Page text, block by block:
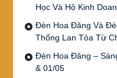
Học Và Hộ Kinh
Đèn Hoa Đăng Và
Thống Lan Tỏa Từ
Đèn Hoa Đăng –
& 01/05